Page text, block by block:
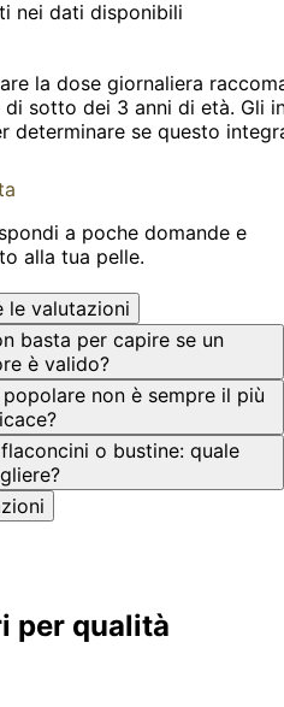
nei dati disponibili
la dose giornaliera
di sotto dei 3 anni di età. Gli
determinare se questo
a poche domande e
alla tua pelle.
le valutazioni
basta per capire se un
è valido?
non è sempre il più
o bustine: quale
per qualità